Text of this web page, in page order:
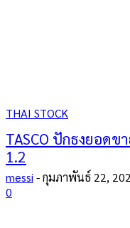
THAI STOCK
TASCO ปักธงยอด
1.2
messi -กุมภาพันธ์ 22,
0